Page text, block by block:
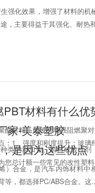
强化效果，增强了材料的
，主要得益于其强化、耐热
材料有什么优
材料，如玻纤增强阻燃聚
：1、强度和刚度提升：玻璃
家-美泰塑胶
类的添加剂、填料或改性
您总计额一些常见的改性塑
是因为这些优点
）合金，是汽车内饰材料
等，都选择PC/ABS合金。这